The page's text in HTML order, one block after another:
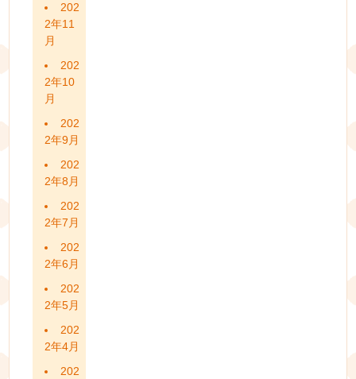
202
2年11
月
202
2年10
月
202
2年9月
202
2年8月
202
2年7月
202
2年6月
202
2年5月
202
2年4月
202